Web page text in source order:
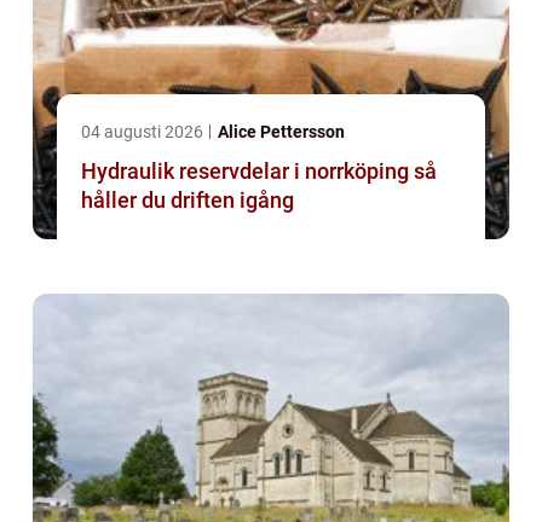
04 augusti 2026 Alice Pettersson
Hydraulik reservdelar i norrköping så
håller du driften igång